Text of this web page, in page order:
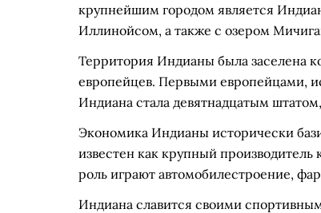
крупнейшим городом является
Иллинойсом, а также с озером
Территория Индианы была заселена
европейцев. Первыми европейцами,
Индиана стала девятнадцатым
Экономика Индианы исторически
известен как крупный
роль играют автомобилестроение,
Индиана славится своими